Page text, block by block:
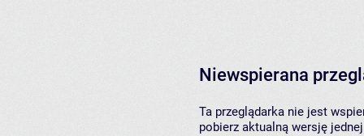
Niewspierana
Ta przeglądarka nie jest
pobierz aktualną wersję